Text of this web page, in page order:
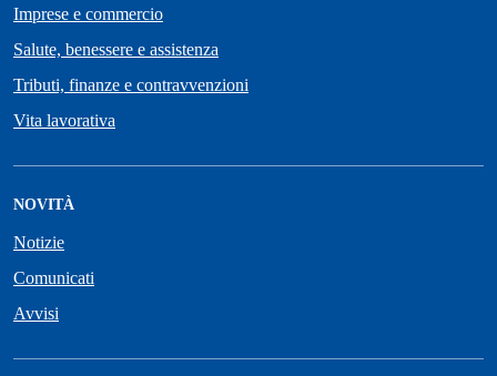
Imprese e commercio
Salute, benessere e assistenza
Tributi, finanze e contravvenzioni
Vita lavorativa
NOVITÀ
Notizie
Comunicati
Avvisi